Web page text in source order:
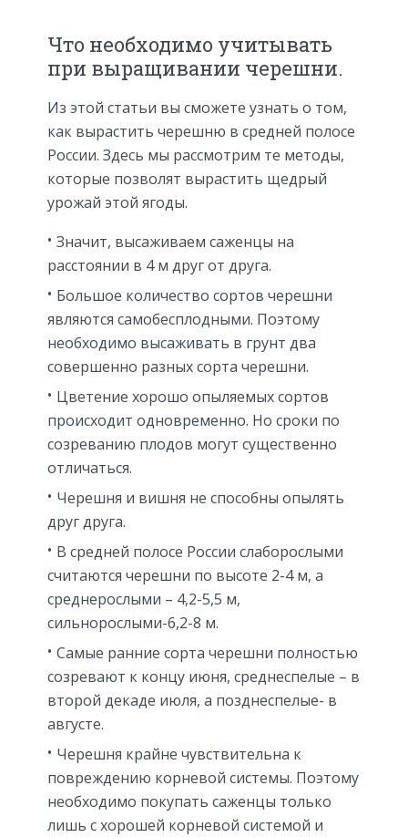
Что необходимо учитывать
при выращивании черешни.
Из этой статьи вы сможете узнать о том,
как вырастить черешню в средней полосе
России. Здесь мы рассмотрим те методы,
которые позволят вырастить щедрый
урожай этой ягоды.
Значит, высаживаем саженцы на
расстоянии в 4 м друг от друга.
Большое количество сортов черешни
являются самобесплодными. Поэтому
необходимо высаживать в грунт два
совершенно разных сорта черешни.
Цветение хорошо опыляемых сортов
происходит одновременно. Но сроки по
созреванию плодов могут существенно
отличаться.
Черешня и вишня не способны опылять
друг друга.
В средней полосе России слаборослыми
считаются черешни по высоте 2-4 м, а
среднерослыми – 4,2-5,5 м,
сильнорослыми-6,2-8 м.
Самые ранние сорта черешни полностью
созревают к концу июня, среднеспелые – в
второй декаде июля, а позднеспелые- в
августе.
Черешня крайне чувствительна к
повреждению корневой системы. Поэтому
необходимо покупать саженцы только
лишь с хорошей корневой системой и